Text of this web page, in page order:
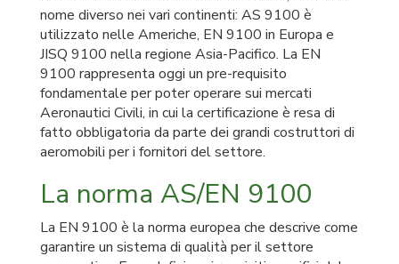
nome diverso nei vari continenti: AS 9100 è
utilizzato nelle Americhe, EN 9100 in Europa e
JISQ 9100 nella regione Asia-Pacifico. La EN
9100 rappresenta oggi un pre-requisito
fondamentale per poter operare sui mercati
Aeronautici Civili, in cui la certificazione è resa di
fatto obbligatoria da parte dei grandi costruttori di
aeromobili per i fornitori del settore.
La norma AS/EN 9100
La EN 9100 è la norma europea che descrive come
garantire un sistema di qualità per il settore